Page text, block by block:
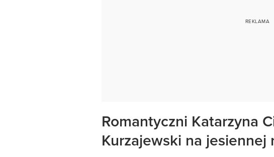
Romantyczni Katarzyna
Kurzajewski na jesiennej